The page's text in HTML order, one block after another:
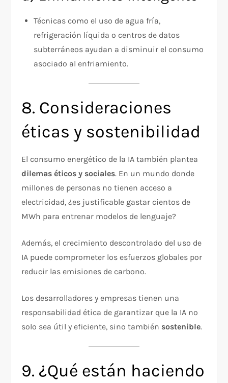
Técnicas como el uso de agua fría,
refrigeración líquida o centros de datos
subterráneos ayudan a disminuir el consumo
asociado al enfriamiento.
8. Consideraciones
éticas y sostenibilidad
El consumo energético de la IA también plantea
dilemas éticos y sociales. En un mundo donde
millones de personas no tienen acceso a
electricidad, ¿es justificable gastar cientos de
MWh para entrenar modelos de lenguaje?
Además, el crecimiento descontrolado del uso de
IA puede comprometer los esfuerzos globales por
reducir las emisiones de carbono.
Los desarrolladores y empresas tienen una
responsabilidad ética de garantizar que la IA no
solo sea útil y eficiente, sino también sostenible.
9. ¿Qué están haciendo